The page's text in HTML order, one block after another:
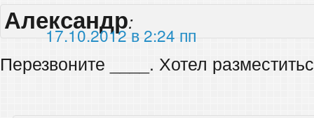
Александр:
17.10.2012 в 2:24 пп
Перезвоните ____. Хотел